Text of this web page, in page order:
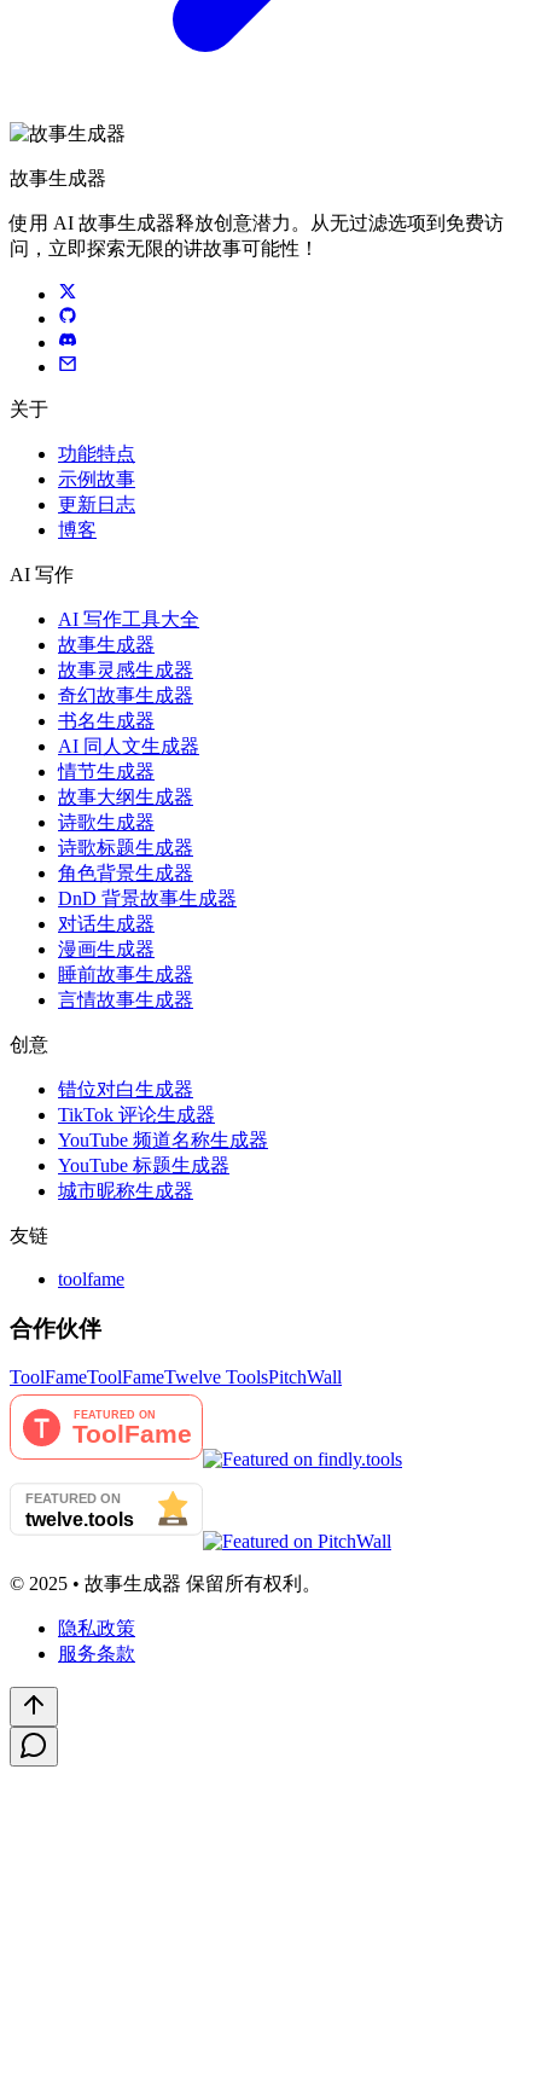
故事生成器
使用 AI 故事生成器释放创意潜力。从无过滤选项到免费访
问，立即探索无限的讲故事可能性！
关于
功能特点
示例故事
更新日志
博客
AI 写作
AI 写作工具大全
故事生成器
故事灵感生成器
奇幻故事生成器
书名生成器
AI 同人文生成器
情节生成器
故事大纲生成器
诗歌生成器
诗歌标题生成器
角色背景生成器
DnD 背景故事生成器
对话生成器
漫画生成器
睡前故事生成器
言情故事生成器
创意
错位对白生成器
TikTok 评论生成器
YouTube 频道名称生成器
YouTube 标题生成器
城市昵称生成器
友链
toolfame
合作伙伴
ToolFameToolFameTwelve ToolsPitchWall
© 2025 • 故事生成器 保留所有权利。
隐私政策
服务条款